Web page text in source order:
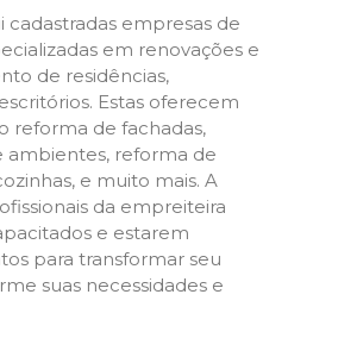
cadastradas empresas de
em renovações e
de residências,
Estas oferecem
reforma de fachadas,
ambientes, reforma de
e muito mais. A
da empreiteira
e estarem
para transformar seu
suas necessidades e